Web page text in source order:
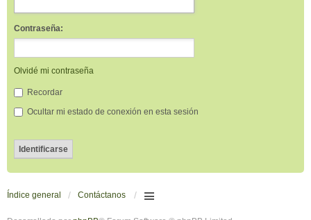
Contraseña:
Olvidé mi contraseña
Recordar
Ocultar mi estado de conexión en esta sesión
Índice general Contáctanos